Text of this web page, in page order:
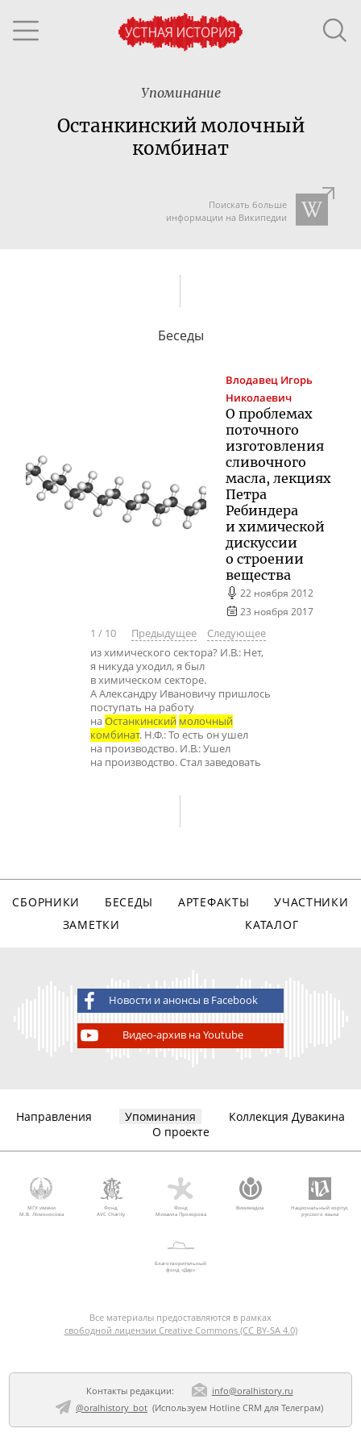
Упоминание
Останкинский молочный
комбинат
Поискать больше
информации на Википедии
Беседы
Влодавец Игорь
Николаевич
О проблемах
поточного
изготовления
сливочного
масла, лекциях
Петра
Ребиндера
и химической
дискуссии
о строении
вещества
22 ноября 2012
23 ноября 2017
1 / 10 Предыдущее
Следующее
из химического сектора? И.В.: Нет,
я никуда уходил, я был
в химическом секторе.
А Александру Ивановичу пришлось
поступать на работу
наОстанкинский молочный
комбинат. Н.Ф.: То есть он ушел
на производство. И.В.: Ушел
на производство. Стал заведовать
СБОРНИКИ БЕСЕДЫ АРТЕФАКТЫ
УЧАСТНИКИ
ЗАМЕТКИ
КАТАЛОГ
Новости и анонсы в Facebook
Видео-архив на Youtube
Направления Упоминания
Коллекция Дувакина
О проекте
МГУ имени
М.В. Ломоносова
Фонд
AVC Charity
Фонд
Михаила Прохорова
Викимедиа
Национальный корпус
русского языка
Благотворительный
фонд «Дар»
Все материалы предоставляются в рамках
свободной лицензии Creative Commons (CC BY-SA 4.0)
Контакты редакции:
info@oralhistory.ru
@oralhistory_bot(Используем Hotline CRM для Телеграм)